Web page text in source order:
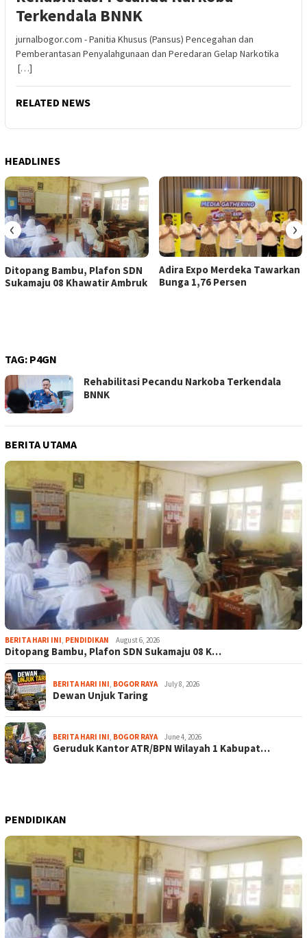
Terkendala BNNK
jurnalbogor.com - Panitia Khusus (Pansus) Pencegahan dan
Pemberantasan Penyalahgunaan dan Peredaran Gelap Narkotika
[…]
RELATED NEWS
HEADLINES
Ditopang Bambu, Plafon SDN
Sukamaju 08 Khawatir Ambruk
Adira Expo Merdeka Tawarkan
Bunga 1,76 Persen
‹ ›
TAG: P4GN
Rehabilitasi Pecandu Narkoba Terkendala
BNNK
BERITA UTAMA
BERITA HARI INI, PENDIDIKAN August 6, 2026
Ditopang Bambu, Plafon SDN Sukamaju 08 K…
BERITA HARI INI, BOGOR RAYA July 8, 2026
Dewan Unjuk Taring
BERITA HARI INI, BOGOR RAYA June 4, 2026
Geruduk Kantor ATR/BPN Wilayah 1 Kabupat…
PENDIDIKAN